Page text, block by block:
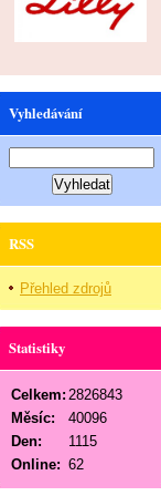
Vyhledávání
RSS
Přehled zdrojů
Statistiky
Online: 62
Celkem: 2826843
Měsíc:
40096
Den:
1115